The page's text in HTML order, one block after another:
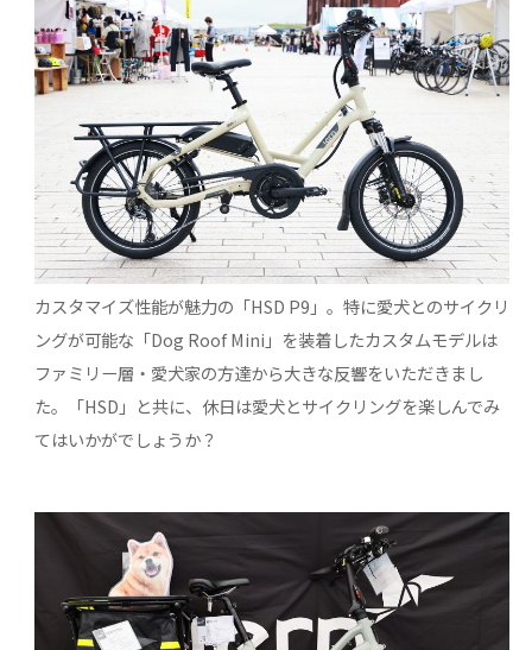
カスタマイズ性能が魅力の「HSD P9」。特に愛犬とのサイクリ
ングが可能な「Dog Roof Mini」を装着したカスタムモデルは
ファミリー層・愛犬家の方達から大きな反響をいただきまし
た。「HSD」と共に、休日は愛犬とサイクリングを楽しんでみ
てはいかがでしょうか？